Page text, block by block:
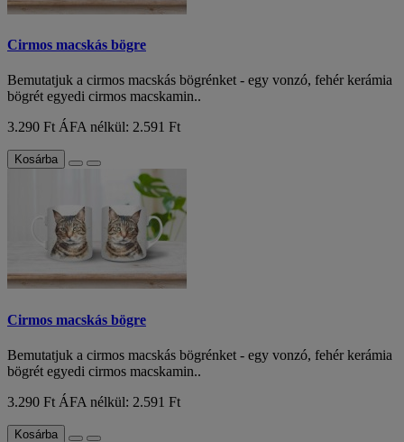
Cirmos macskás bögre
Bemutatjuk a cirmos macskás bögrénket - egy vonzó, fehér kerámia
bögrét egyedi cirmos macskamin..
3.290 FtÁFA nélkül: 2.591 Ft
Kosárba
Cirmos macskás bögre
Bemutatjuk a cirmos macskás bögrénket - egy vonzó, fehér kerámia
bögrét egyedi cirmos macskamin..
3.290 Ft ÁFA nélkül: 2.591 Ft
Kosárba